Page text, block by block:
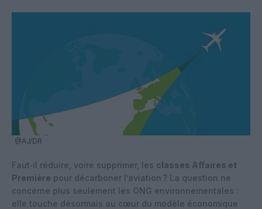
@AJ/DR
Faut‑il réduire, voire supprimer, les classes Affaires et
Première pour décarboner l’aviation ? La question ne
concerne plus seulement les ONG environnementales :
elle touche désormais au cœur du modèle économique